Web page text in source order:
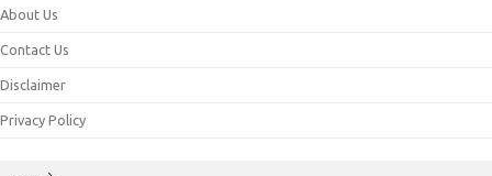
About Us
Contact Us
Disclaimer
Privacy Policy